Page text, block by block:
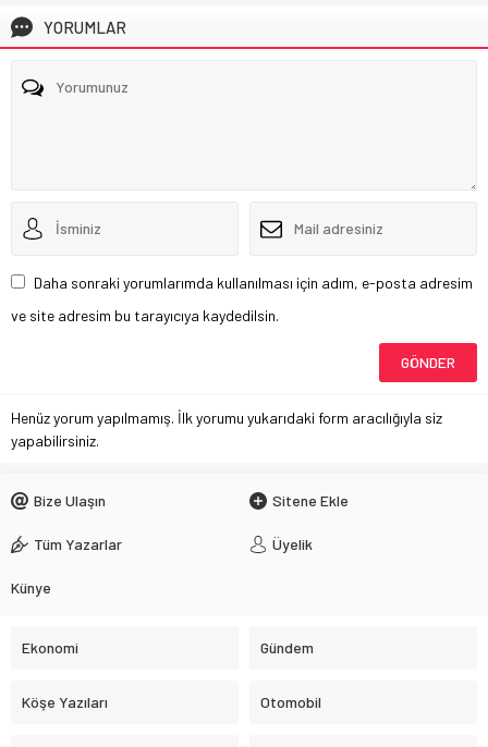
YORUMLAR
Daha sonraki yorumlarımda kullanılması için adım, e-posta adresim
ve site adresim bu tarayıcıya kaydedilsin.
Henüz yorum yapılmamış. İlk yorumu yukarıdaki form aracılığıyla siz
yapabilirsiniz.
Bize Ulaşın Sitene Ekle
Tüm Yazarlar Üyelik
Künye
Ekonomi Gündem
Köşe Yazıları Otomobil